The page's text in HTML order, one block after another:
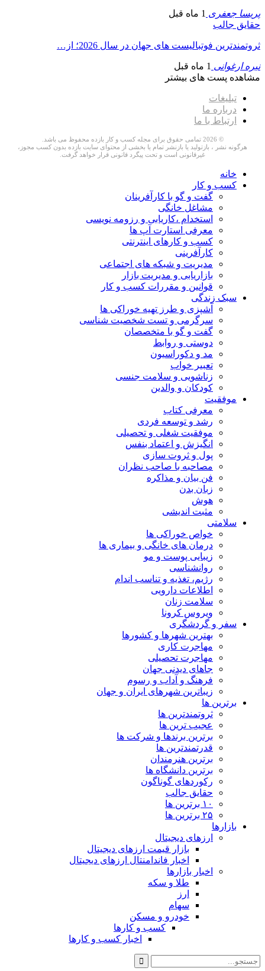
پریسا جعفری 1 ماه قبل
حقایق جالب
ثروتمندترین فوتبالیست های جهان در سال 2026؛ از…
نیره ارغوانی 1 ماه قبل
مشاهده پست های بیشتر
تبلیغات
درباره ما
ارتباط با ما
© 2026 تمامی حقوق برای مجله کسب و کار بازده محفوظ می باشد.
هرگونه نشر ، بازتولید یا بازنشر تمام یا بخشی از محتوای سایت بازده بدون کسب مجوز،
غیرقانونی است و تحت پیگرد قانونی قرار خواهد گرفت.
خانه
کسب و کار
گفت و گو با کارآفرینان
مشاغل خانگی
استخدام ،کاریابی و رزومه نویسی
معرفی استارت آپ ها
کسب و کارهای اینترنتی
کارآفرینی
مدیریت و شبکه های اجتماعی
بازاریابی و مدیریت بازار
قوانین و مقررات کسب و کار
سبک زندگی
آشپزی و طرز تهیه خوراکی ها
سرگرمی و تست شخصیت شناسی
گفت و گو با متخصصان
دوستی و روابط
مد و دکوراسیون
تعبیر خواب
زناشویی و سلامت جنسی
کودکان و والدین
موفقیت
معرفی کتاب
رشد و توسعه فردی
موفقیت شغلی و تحصیلی
انگیزش و اعتماد بنفس
پول و ثروت سازی
مصاحبه با صاحب نظران
فن بیان و مذاکره
زبان بدن
هوش
مثبت اندیشی
سلامتی
خواص خوراکی ها
درمان های خانگی و بیماری ها
زیبایی پوست و مو
روانشناسی
رژیم، تغذیه و تناسب اندام
اطلاعات دارویی
سلامت زنان
ویروس کرونا
سفر و گردشگری
بهترین شهرها و کشورها
مهاجرت کاری
مهاجرت تحصیلی
جاهای دیدنی جهان
فرهنگ و آداب و رسوم
زیباترین شهرهای ایران و جهان
برترین ها
ثروتمندترین ها
عجیب ترین ها
برترین برندها و شرکت ها
قدرتمندترین ها
برترین هنرمندان
برترین دانشگاه ها
رکوردهای گوناگون
حقایق جالب
۱۰ برترین ها
۲۵ برترین ها
بازارها
ارزهای دیجیتال
بازار قیمت ارزهای دیجیتال
اخبار فاندامنتال ارزهای دیجیتال
اخبار بازارها
طلا و سکه
ارز
سهام
خودرو و مسکن
کسب و کارها
اخبار کسب و کارها